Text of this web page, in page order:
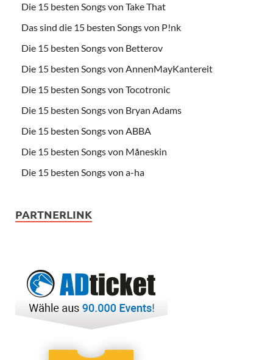
Die 15 besten Songs von Take That
Das sind die 15 besten Songs von P!nk
Die 15 besten Songs von Betterov
Die 15 besten Songs von AnnenMayKantereit
Die 15 besten Songs von Tocotronic
Die 15 besten Songs von Bryan Adams
Die 15 besten Songs von ABBA
Die 15 besten Songs von Måneskin
Die 15 besten Songs von a-ha
PARTNERLINK